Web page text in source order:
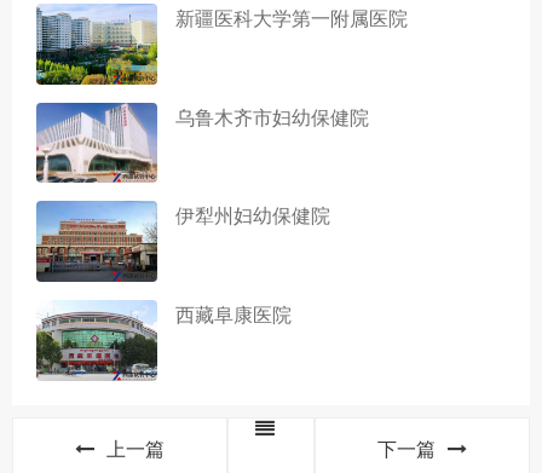
新疆医科大学第一附属医院
乌鲁木齐市妇幼保健院
伊犁州妇幼保健院
西藏阜康医院
上一篇 下一篇